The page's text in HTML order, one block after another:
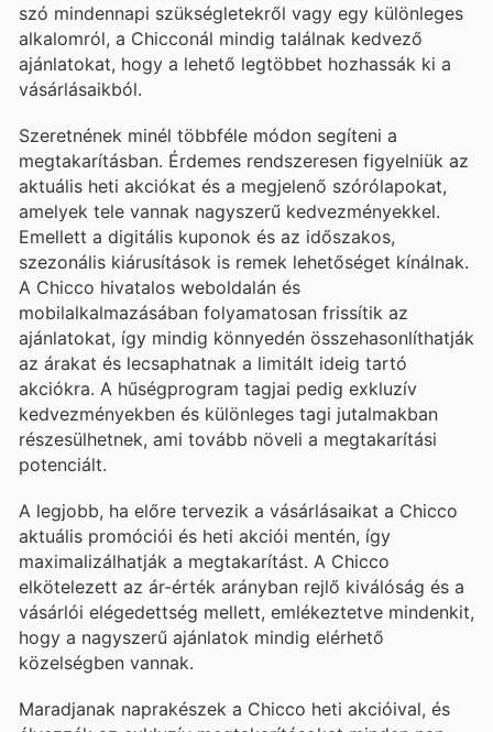
szó mindennapi szükségletekről vagy egy különleges
alkalomról, a Chicconál mindig találnak kedvező
ajánlatokat, hogy a lehető legtöbbet hozhassák ki a
vásárlásaikból.
Szeretnének minél többféle módon segíteni a
megtakarításban. Érdemes rendszeresen figyelniük az
aktuális heti akciókat és a megjelenő szórólapokat,
amelyek tele vannak nagyszerű kedvezményekkel.
Emellett a digitális kuponok és az időszakos,
szezonális kiárusítások is remek lehetőséget kínálnak.
A Chicco hivatalos weboldalán és
mobilalkalmazásában folyamatosan frissítik az
ajánlatokat, így mindig könnyedén összehasonlíthatják
az árakat és lecsaphatnak a limitált ideig tartó
akciókra. A hűségprogram tagjai pedig exkluzív
kedvezményekben és különleges tagi jutalmakban
részesülhetnek, ami tovább növeli a megtakarítási
potenciált.
A legjobb, ha előre tervezik a vásárlásaikat a Chicco
aktuális promóciói és heti akciói mentén, így
maximalizálhatják a megtakarítást. A Chicco
elkötelezett az ár-érték arányban rejlő kiválóság és a
vásárlói elégedettség mellett, emlékeztetve mindenkit,
hogy a nagyszerű ajánlatok mindig elérhető
közelségben vannak.
Maradjanak naprakészek a Chicco heti akcióival, és